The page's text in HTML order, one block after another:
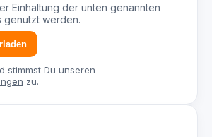
Einhaltung der unten genannten
genutzt werden.
stimmst Du unseren
zu.